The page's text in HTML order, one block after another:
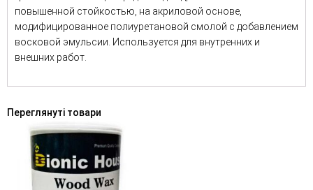
повышенной стойкостью, на акриловой основе,
модифицированное полиуретановой смолой с добавлением
восковой эмульсии. Используется для внутренних и
внешних работ.
Переглянуті товари